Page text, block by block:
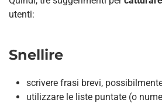
utenti:
Snellire
scrivere frasi brevi,
utilizzare le liste puntate (o